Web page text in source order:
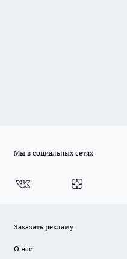
Мы в социальных сетях
Заказать рекламу
О нас